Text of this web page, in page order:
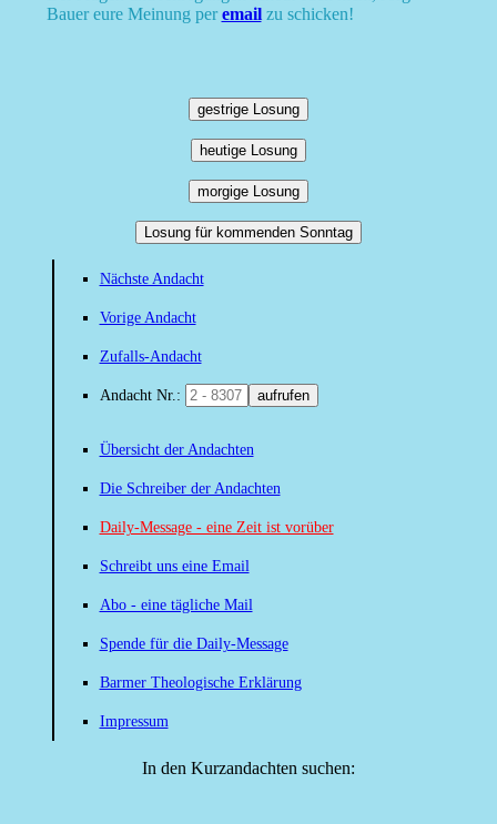
Bauer eure Meinung peremailzu schicken!
gestrige Losung
heutige Losung
morgige Losung
Losung für kommenden Sonntag
Nächste Andacht
Vorige Andacht
Zufalls-Andacht
Andacht Nr.: aufrufen
Übersicht der Andachten
Die Schreiber der Andachten
Daily-Message - eine Zeit ist vorüber
Schreibt uns eine Email
Abo - eine tägliche Mail
Spende für die Daily-Message
Barmer Theologische Erklärung
Impressum
In den Kurzandachten suchen: